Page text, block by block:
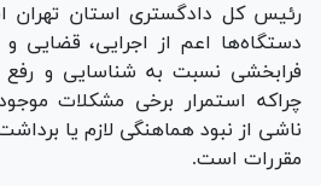
رئیس کل دادگستری استان تهران
دستگاه‌ها اعم از اجرایی، قضایی و
فرابخشی نسبت به شناسایی و رفع
چراکه استمرار برخی مشکلات
ناشی از نبود هماهنگی لازم یا
مقررات است.